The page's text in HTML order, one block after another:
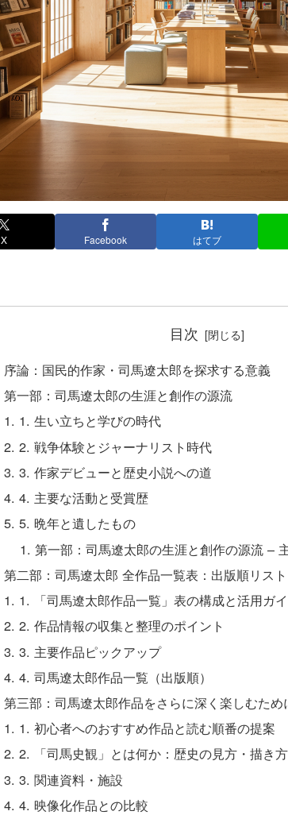
X Facebook はてブ
目次
序論：国民的作家・司馬遼太郎を探求する意義
第一部：司馬遼太郎の生涯と創作の源流
1. 生い立ちと学びの時代
2. 戦争体験とジャーナリスト時代
3. 作家デビューと歴史小説への道
4. 主要な活動と受賞歴
5. 晩年と遺したもの
第一部：司馬遼太郎の生涯と創作の源流 –
第二部：司馬遼太郎 全作品一覧表：出版順リス
1. 「司馬遼太郎作品一覧」表の構成と活用ガ
2. 作品情報の収集と整理のポイント
3. 主要作品ピックアップ
4. 司馬遼太郎作品一覧（出版順）
第三部：司馬遼太郎作品をさらに深く楽しむため
1. 初心者へのおすすめ作品と読む順番の提案
2. 「司馬史観」とは何か：歴史の見方・描き方
3. 関連資料・施設
4. 映像化作品との比較